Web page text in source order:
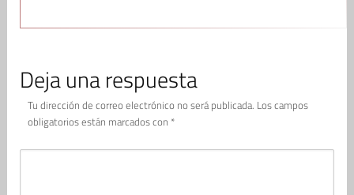
Deja una respuesta
Tu dirección de correo electrónico no será publicada. Los campos
obligatorios están marcados con *